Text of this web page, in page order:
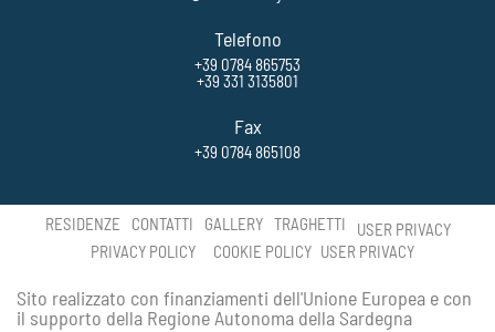
Telefono
+39 0784 865753
+39 331 3135801
Fax
+39 0784 865108
RESIDENZE CONTATTI GALLERY TRAGHETTI
USER PRIVACY
PRIVACY POLICY
COOKIE POLICY USER PRIVACY
Sito realizzato con finanziamenti dell'Unione Europea e con
il supporto della Regione Autonoma della Sardegna